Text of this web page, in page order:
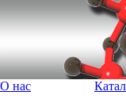
О нас